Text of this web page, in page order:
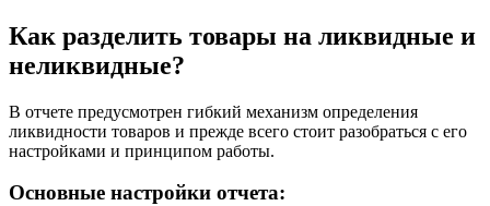
Как разделить товары на ликвидные и
неликвидные?
В отчете предусмотрен гибкий механизм определения
ликвидности товаров и прежде всего стоит разобраться с его
настройками и принципом работы.
Основные настройки отчета: